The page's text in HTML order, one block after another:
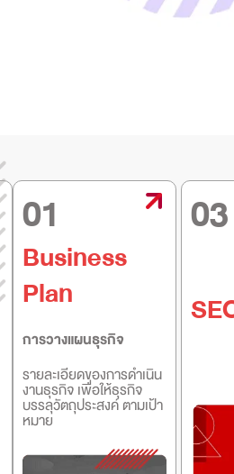
01
Business
Plan
การวางแผนธุรกิจ
รายละเอียดของการดำเนิน
งานธุรกิจ เพื่อให้ธุรกิจ
บรรลุวัตถุประสงค์ ตามเป้า
หมาย
03